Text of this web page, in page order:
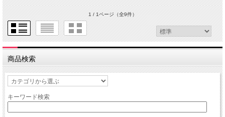
1 / 1ページ（全9件）
商品検索
キーワード検索